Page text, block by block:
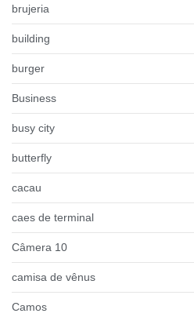
brujeria
building
burger
Business
busy city
butterfly
cacau
caes de terminal
Câmera 10
camisa de vênus
Camos